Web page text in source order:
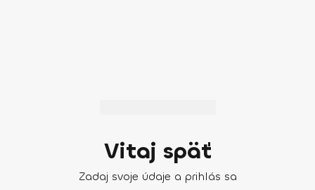
Vitaj späť
Zadaj svoje údaje a prihlás sa